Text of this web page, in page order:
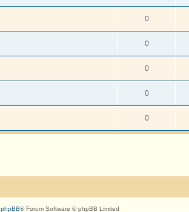
0
0
0
0
0
phpBB® Forum Software © phpBB Limited